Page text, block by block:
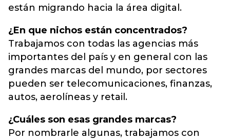
están migrando hacia la área digital.
¿En que nichos están concentrados?
Trabajamos con todas las agencias más
importantes del país y en general con las
grandes marcas del mundo, por sectores
pueden ser telecomunicaciones, finanzas,
autos, aerolíneas y retail.
¿Cuáles son esas grandes marcas?
Por nombrarle algunas, trabajamos con